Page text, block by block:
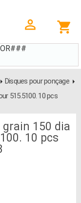
Disques pour ponçage
515.5100. 10 pcs
grain 150 dia
10 pcs